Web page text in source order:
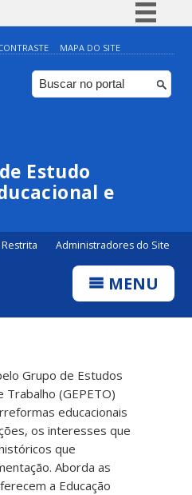
Simplifique!
Comunica BR
Participe
Canais
MAPA DO SITE
Estudo
e
Administradores do Site
MENU
Grupo de Estudos
Trabalho (GEPETO)
educacionais
os interesses que
que
Aborda as
a Educação